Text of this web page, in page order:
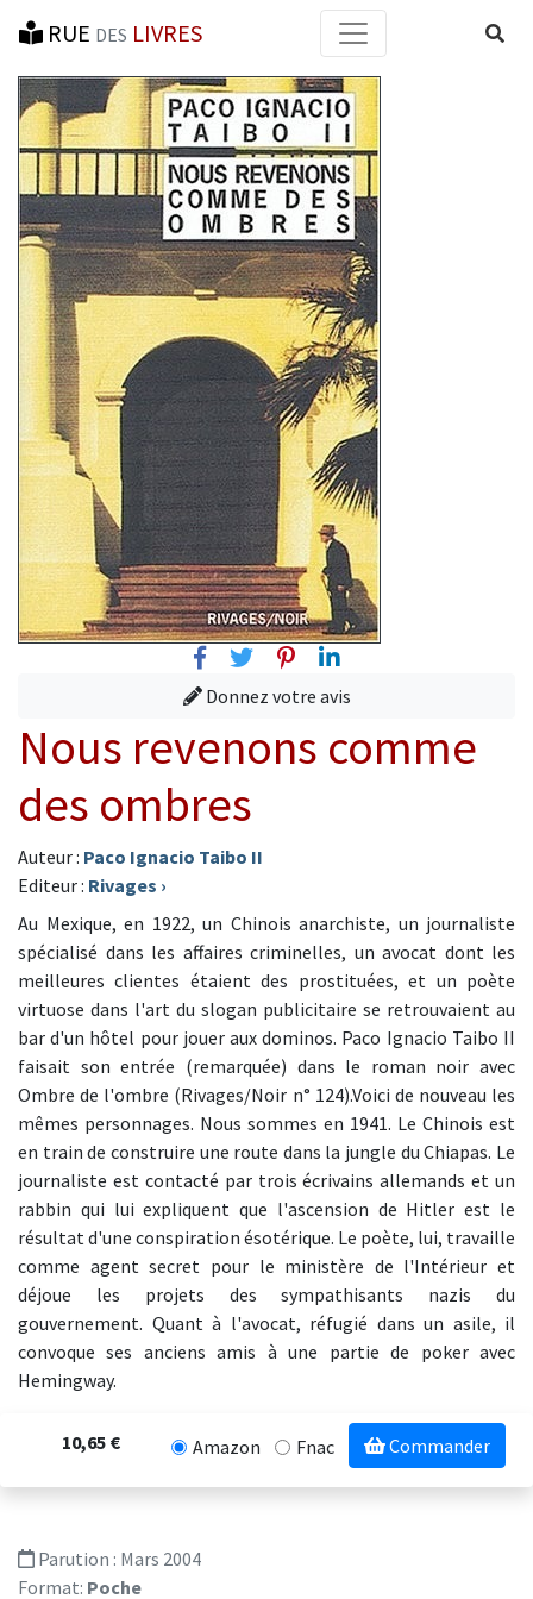
RUE DES LIVRES
FacebookTwitterPinterest
Linkedin
Donnez votre avis
Nous revenons comme
des ombres
Auteur : Paco Ignacio Taibo II
Editeur : Rivages ›
Au Mexique, en 1922, un Chinois anarchiste, un journaliste
spécialisé dans les affaires criminelles, un avocat dont les
meilleures clientes étaient des prostituées, et un poète
virtuose dans l'art du slogan publicitaire se retrouvaient au
bar d'un hôtel pour jouer aux dominos. Paco Ignacio Taibo II
faisait son entrée (remarquée) dans le roman noir avec
Ombre de l'ombre (Rivages/Noir n° 124).Voici de nouveau les
mêmes personnages. Nous sommes en 1941. Le Chinois est
en train de construire une route dans la jungle du Chiapas. Le
journaliste est contacté par trois écrivains allemands et un
rabbin qui lui expliquent que l'ascension de Hitler est le
résultat d'une conspiration ésotérique. Le poète, lui, travaille
comme agent secret pour le ministère de l'Intérieur et
déjoue les projets des sympathisants nazis du
gouvernement. Quant à l'avocat, réfugié dans un asile, il
convoque ses anciens amis à une partie de poker avec
Hemingway.
10,65 € Amazon Fnac Commander
Parution : Mars 2004
Format: Poche